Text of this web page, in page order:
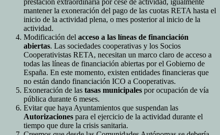
prestación extraordinaria por cese de actividad, igualmente
mantener la exoneración del pago de las cuotas RETA hasta el
inicio de la actividad plena, o mes posterior al inicio de la
actividad.
Modificación del acceso a las líneas de financiación
abiertas. Las sociedades cooperativas y los Socios
Cooperativistas RETA, necesitan un marco claro de acceso a
todas las líneas de financiación abiertas por el Gobierno de
España. En este momento, existen entidades financieras que
no están dando financiación ICO a Cooperativas.
Exoneración de las tasas municipales por ocupación de vía
pública durante 6 meses.
Evitar que haya Ayuntamientos que suspendan las
Autorizaciones para el ejercicio de la actividad durante el
tiempo que dure la crisis sanitaria.